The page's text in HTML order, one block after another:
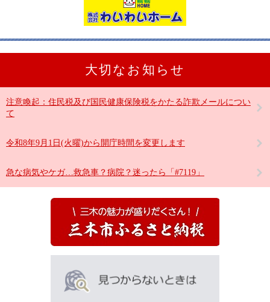
大切なお知らせ
注意喚起：住民税及び国民健康保険税をかたる詐欺メールについ
て
令和8年9月1日(火曜)から開庁時間を変更します
急な病気やケガ…救急車？病院？迷ったら「#7119」